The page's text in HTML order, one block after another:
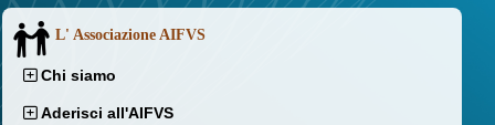
L' Associazione AIFVS
Chi siamo
Aderisci all'AIFVS